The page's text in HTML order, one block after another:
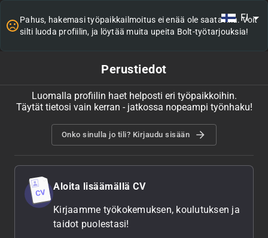
FI
Pahus, hakemasi työpaikkailmoitus ei enää ole saatavilla. Voit
silti luoda profiilin, ja löytää muita upeita Bolt-työtarjouksia!
Perustiedot
Luomalla profiilin haet helposti eri työpaikkoihin.
Täytät tietosi vain kerran - jatkossa nopeampi työnhaku!
Onko sinulla jo tili? Kirjaudu sisään
Aloita lisäämällä CV
Kirjaamme työkokemuksen, koulutuksen ja
taidot puolestasi!